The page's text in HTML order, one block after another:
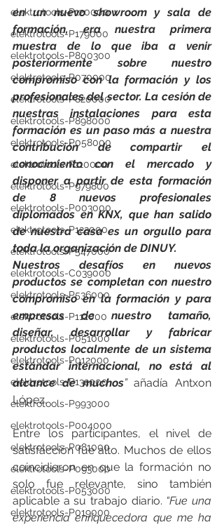
elektrotools-P120000
elektrotools-P179000
elektrotools-P800300
elektrotools-P070000
elektrotools-P820000
elektrotools-P898000
elektrotools-P058000
elektrotools-P110000
elektrotools-P979800
elektrotools-P003000
elektrotools-P122000
elektrotools-P547000
elektrotools-C039000
elektrotools-P536000
elektrotools-P112000
elektrotools-P051000
elektrotools-P012000
elektrotools-P132000
elektrotools-P993000
elektrotools-P004000
elektrotools-P081000
elektrotools-P093000
elektrotools-P053000
elektrotools-P019000
en un nuevo showroom y sala de
formación, era nuestra primera
muestra de lo que iba a venir
posteriormente sobre nuestro
compromiso con la formación y los
profesionales del sector. La cesión de
nuestras instalaciones para esta
formación es un paso más a nuestra
contribución de compartir el
conocimiento con el mercado y
disponer a partir de esta formación
de 8 nuevos profesionales
diplomados en KNX, que han salido
de nuestra casa es un orgullo para
toda la organización de DINUY.
Nuestros desafíos en nuevos
productos se completan con nuestro
compromiso en la formación y para
empresas de nuestro tamaño,
diseñar, desarrollar y fabricar
productos localmente de un sistema
estándar internacional, no está al
alcance de muchos” añadía Antxon
López.
Entre los participantes, el nivel de
satisfacción fue alto. Muchos de ellos
coincidieron en que la formación no
solo fue relevante, sino también
aplicable a su trabajo diario. “Fue una
experiencia enriquecedora que me ha